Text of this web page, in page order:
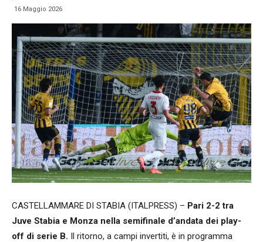
16 Maggio 2026
CASTELLAMMARE DI STABIA (ITALPRESS) – Pari 2-2 tra
Juve Stabia e Monza nella semifinale d’andata dei play-
off di serie B. Il ritorno, a campi invertiti, è in programma